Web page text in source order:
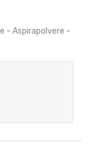
- Aspirapolvere -